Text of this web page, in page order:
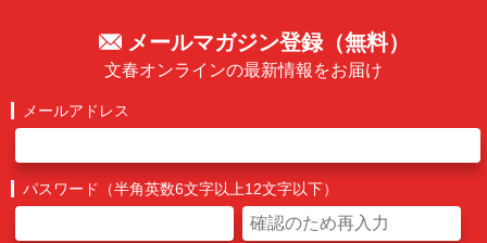
メールマガジン登録（無料）
文春オンラインの最新情報をお届け
メールアドレス
パスワード（半角英数6文字以上12文字以下）